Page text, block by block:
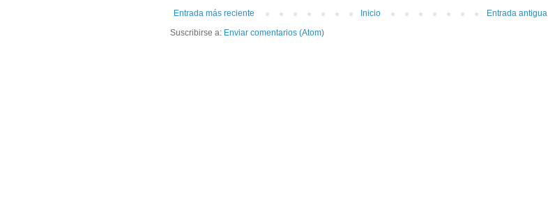
Entrada más reciente Entrada antigua
Inicio
Suscribirse a: Enviar comentarios (Atom)